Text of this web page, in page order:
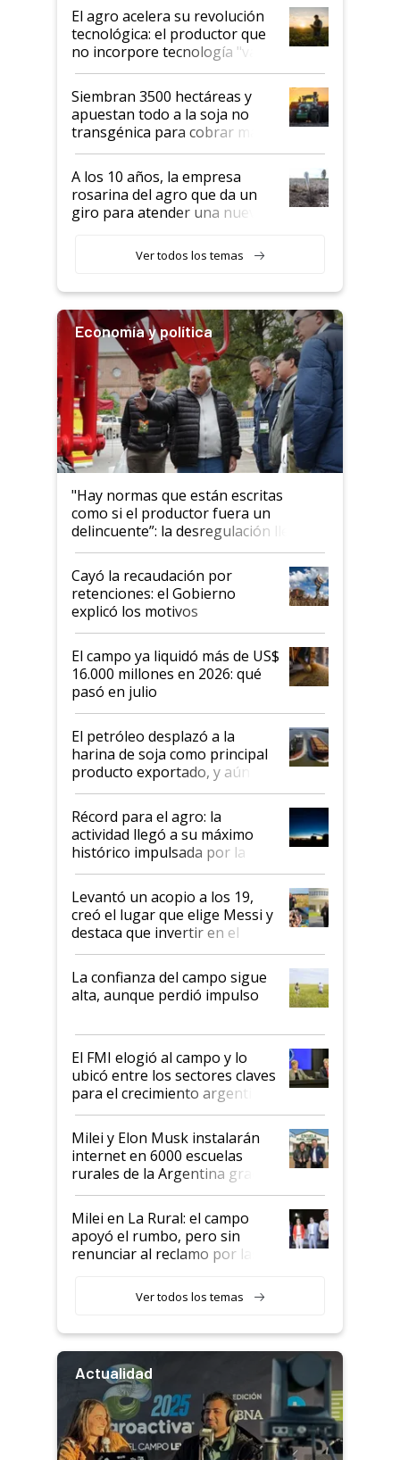
El agro acelera su revolución
tecnológica: el productor que
no incorpore tecnología "va a
perder el tren"
Siembran 3500 hectáreas y
apuestan todo a la soja no
transgénica para cobrar más
por tonelada: compraron un
semillero
A los 10 años, la empresa
rosarina del agro que da un
giro para atender una nueva
Ver todos los temas
Economía y política
"Hay normas que están escritas
como si el productor fuera un
delincuente”: la desregulación llegó
al Congreso Aapresid y hasta se
habló del financiamiento al IPCVA
Cayó la recaudación por
retenciones: el Gobierno
explicó los motivos
El campo ya liquidó más de US$
16.000 millones en 2026: qué
pasó en julio
El petróleo desplazó a la
harina de soja como principal
producto exportado, y aún así
el agro aportó casi seis de cada
diez dólares y sostuvo el
liderazgo en un semestre
récord
Récord para el agro: la
actividad llegó a su máximo
histórico impulsada por la
cosecha y las exportaciones
Levantó un acopio a los 19,
creó el lugar que elige Messi y
destaca que invertir en el
kirchnerismo era como "darle
plata a un hijo para droga":
Juan Félix Rossetti, el libertario
que de una dura crisis salió
de Milei
La confianza del campo sigue
alta, aunque perdió impulso
El FMI elogió al campo y lo
ubicó entre los sectores claves
para el crecimiento argentino
Milei y Elon Musk instalarán
internet en 6000 escuelas
rurales de la Argentina gracias
a un acuerdo con Starlink
Milei en La Rural: el campo
apoyó el rumbo, pero sin
renunciar al reclamo por las
Ver todos los temas
Actualidad